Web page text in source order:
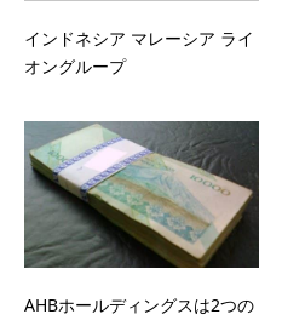
インドネシア マレーシア ライ
オングループ
AHBホールディングスは2つの